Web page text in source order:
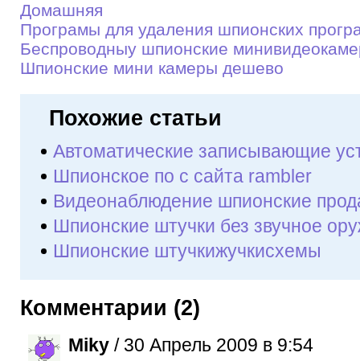
Домашняя
Програмы для удаления шпионских
Беспроводныу шпионские
Шпионские мини камеры дешево
Похожие статьи
Автоматические записывающие
Шпионское по с сайта rambler
Видеонаблюдение шпионские
Шпионские штучки без звучное
Шпионские штучкижучкисхемы
Комментарии (2)
Miky / 30 Апрель 2009 в 9:54